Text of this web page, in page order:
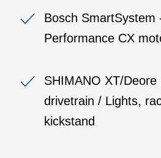
Bosch SmartSystem
Performance CX
SHIMANO XT/Deore
drivetrain / Lights,
kickstand